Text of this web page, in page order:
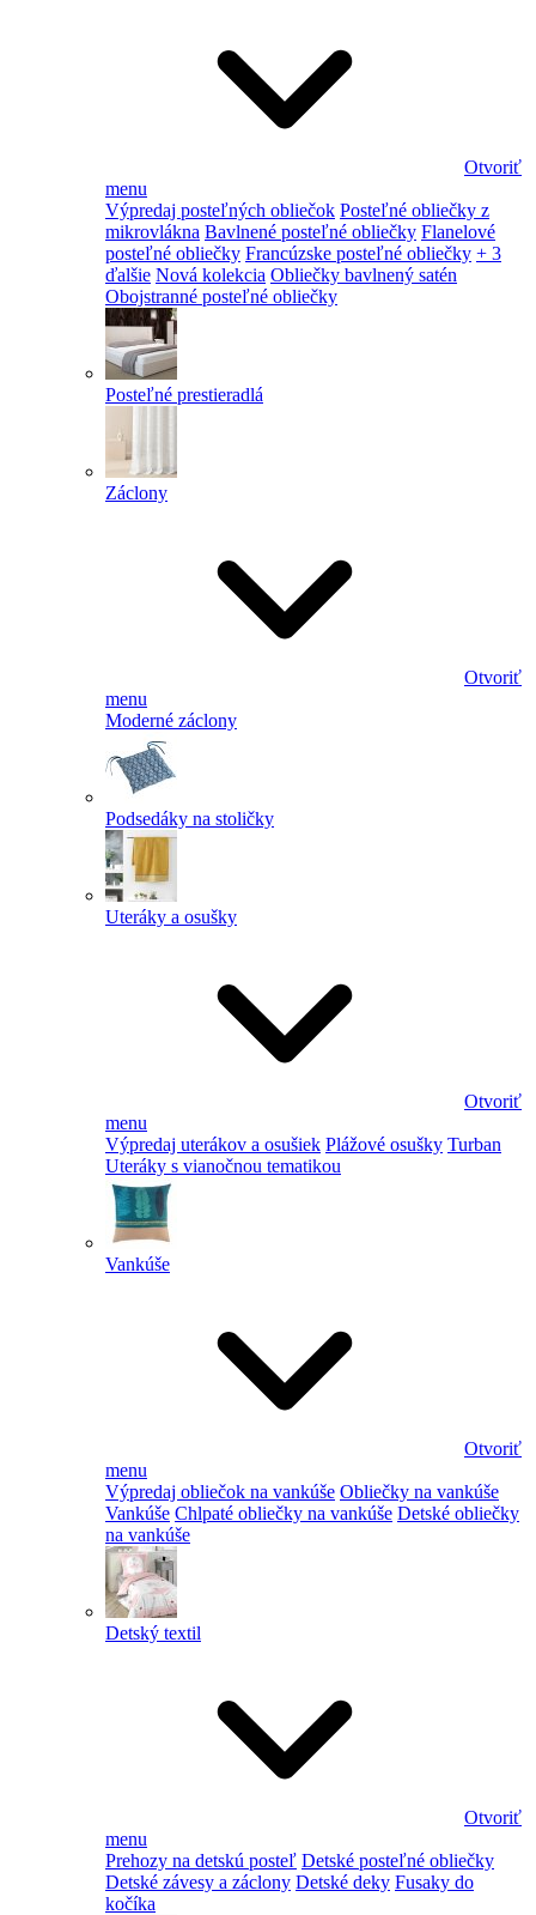
Otvoriť
menu
Výpredaj posteľných obliečok Posteľné obliečky z
mikrovlákna Bavlnené posteľné obliečky Flanelové
posteľné obliečky Francúzske posteľné obliečky + 3
ďalšie Nová kolekcia Obliečky bavlnený satén
Obojstranné posteľné obliečky
Posteľné prestieradlá
Záclony
Otvoriť
menu
Moderné záclony
Podsedáky na stoličky
Uteráky a osušky
Otvoriť
menu
Výpredaj uterákov a osušiek Plážové osušky Turban
Uteráky s vianočnou tematikou
Vankúše
Otvoriť
menu
Výpredaj obliečok na vankúše Obliečky na vankúše
Vankúše Chlpaté obliečky na vankúše Detské obliečky
na vankúše
Detský textil
Otvoriť
menu
Prehozy na detskú posteľ Detské posteľné obliečky
Detské závesy a záclony Detské deky Fusaky do
kočíka